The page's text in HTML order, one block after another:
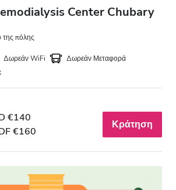
Center Chubary
της πόλης
Δωρεάν WiFi
Δωρεάν Μεταφορά
€140
€160
Κράτηση